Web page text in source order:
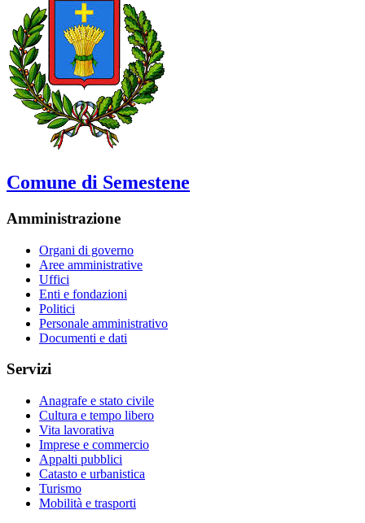
Comune di Semestene
Amministrazione
Organi di governo
Aree amministrative
Uffici
Enti e fondazioni
Politici
Personale amministrativo
Documenti e dati
Servizi
Anagrafe e stato civile
Cultura e tempo libero
Vita lavorativa
Imprese e commercio
Appalti pubblici
Catasto e urbanistica
Turismo
Mobilità e trasporti